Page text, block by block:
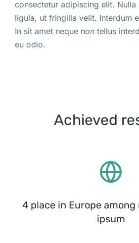
consectetur adipiscing elit. Nulla
ligula, ut fringilla velit. Interdum
In sit amet neque non tellus
eu odio.
Achieved
4 place in Europe
ipsum